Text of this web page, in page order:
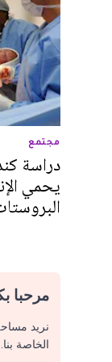
مجتمع
دراسة
يحمي
مرحبا
نريد
الخاصة بنا.